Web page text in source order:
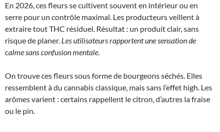
En 2026, ces fleurs se cultivent souvent en intérieur ou en
serre pour un contrôle maximal. Les producteurs veillent à
extraire tout THC résiduel. Résultat : un produit clair, sans
risque de planer. Les utilisateurs rapportent une sensation de
calme sans confusion mentale.
On trouve ces fleurs sous forme de bourgeons séchés. Elles
ressemblent à du cannabis classique, mais sans l’effet high. Les
arômes varient : certains rappellent le citron, d’autres la fraise
ou le pin.